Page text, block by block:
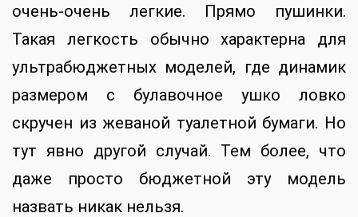
очень-очень легкие. Прямо пушинки.
Такая легкость обычно характерна для
ультрабюджетных моделей, где динамик
размером с булавочное ушко ловко
скручен из жеваной туалетной бумаги. Но
тут явно другой случай. Тем более, что
даже просто бюджетной эту модель
назвать никак нельзя.